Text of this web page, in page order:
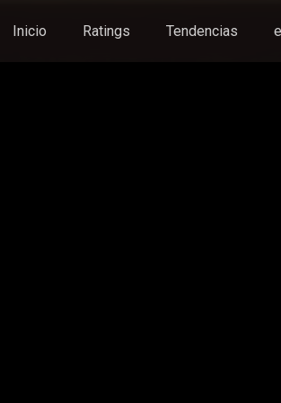
Inicio Ratings Tendencias